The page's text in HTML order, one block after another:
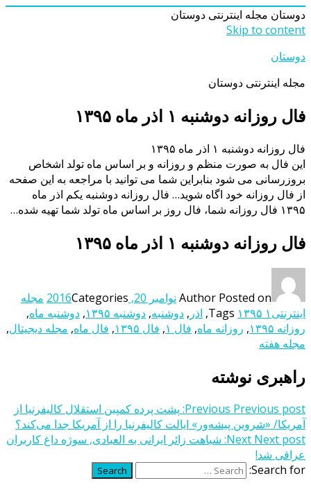
دوستان مجله اینترنتی دوستان
Skip to content
دوستان
مجله اینترنتی دوستان
فال روزانه دوشنبه ۱ اذر ماه ۱۳۹۵
فال روزانه دوشنبه ۱ اذر ماه ۱۳۹۵
این فال به صورت منظم و روزانه و بر اساس ماه تولد اشخاص
بروزرسانی می شود بنابراین شما می توانید با مراجعه به این صفحه
از فال روزانه خود اگاه شوید… فال روزانه دوشنبه یکم اذر ماه
۱۳۹۵ فال روزانه شما، فال روز بر اساس ماه تولد شما تهیه شده…
فال روزانه دوشنبه ۱ اذر ماه ۱۳۹۵
Author Posted on نوامبر 20, 2016 Categories
مجله
اینترنتی
Tags ۱۳۹۵ ۱ , اذر , دوشنبه, دوشنبه ۱۳۹۵ , دوشنبه ماه,
روزانه ۱۳۹۵
, روزانه ماه, فال ۱ , فال ۱۳۹۵ , فال ماه, مجله دیجیتال,
مجله هفته
راهبری نوشته
Previous Previous post:
پشت پرده کمپین استقلال کالیفرنیا از
آمریکا/ «شروین پیشه‌ور» ایالت کالیفرنیا را از آمریکا جدا می‌کند؟
Next Next post:
شباهت زائر ایرانی به العبادی, سوژه داغ کاربران
عراقی شد!
Search for:
Search